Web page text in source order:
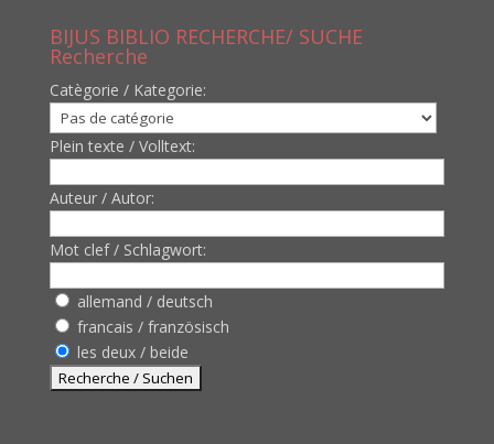
BIJUS BIBLIO RECHERCHE/ SUCHE
Recherche
Catègorie / Kategorie:
Plein texte / Volltext:
Auteur / Autor:
Mot clef / Schlagwort:
allemand / deutsch
francais / französisch
les deux / beide